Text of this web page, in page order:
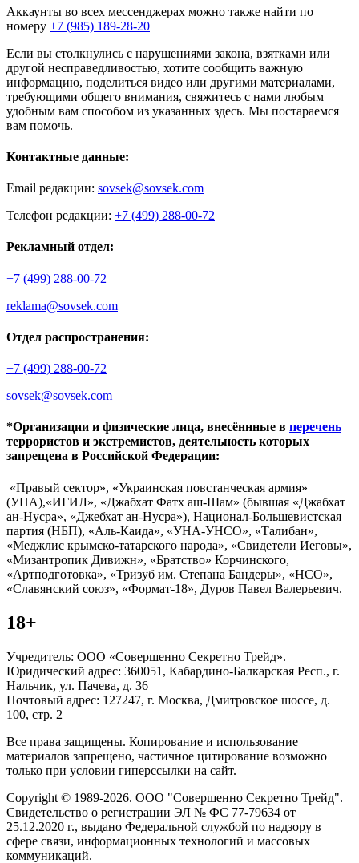
Аккаунты во всех мессенджерах можно также найти по
номеру +7 (985) 189-28-20
Если вы столкнулись с нарушениями закона, взятками или
другой несправедливостью, хотите сообщить важную
информацию, поделиться видео или другими материалами,
требующими общего внимания, свяжитесь с нами любым
удобным вам способом из указанных здесь. Мы постараемся
вам помочь.
Контактные данные:
Email редакции: sovsek@sovsek.com
Телефон редакции: +7 (499) 288-00-72
Рекламный отдел:
+7 (499) 288-00-72
reklama@sovsek.com
Отдел распространения:
+7 (499) 288-00-72
sovsek@sovsek.com
*Организации и физические лица, внесённные в перечень
террористов и экстремистов, деятельность которых
запрещена в Российской Федерации:
«Правый сектор», «Украинская повстанческая армия»
(УПА),«ИГИЛ», «Джабхат Фатх аш-Шам» (бывшая «Джабхат
ан-Нусра», «Джебхат ан-Нусра»), Национал-Большевистская
партия (НБП), «Аль-Каида», «УНА-УНСО», «Талибан»,
«Меджлис крымско-татарского народа», «Свидетели Иеговы»,
«Мизантропик Дивижн», «Братство» Корчинского,
«Артподготовка», «Тризуб им. Степана Бандеры», «НСО»,
«Славянский союз», «Формат-18», Дуров Павел Валерьевич.
18+
Учредитель: ООО «Совершенно Секретно Трейд».
Юридический адрес: 360051, Кабардино-Балкарская Респ., г.
Нальчик, ул. Пачева, д. 36
Почтовый адрес: 127247, г. Москва, Дмитровское шоссе, д.
100, стр. 2
Все права защищены. Копирование и использование
материалов запрещено, частичное цитирование возможно
только при условии гиперссылки на сайт.
Copyright © 1989-2026. ООО "Совершенно Секретно Трейд".
Свидетельство о регистрации ЭЛ № ФС 77-79634 от
25.12.2020 г., выдано Федеральной службой по надзору в
сфере связи, информационных технологий и массовых
коммуникаций.